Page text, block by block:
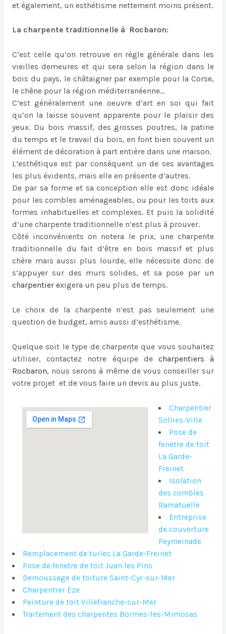
et également, un esthétisme nettement moins présent.
La charpente traditionnelle à Rocbaron:
C’est celle qu’on retrouve en règle générale dans les
vieilles demeures et qui sera selon la région dans le
bois du pays, le châtaigner par exemple pour la Corse,
le chêne pour la région méditerranéenne…
C’est généralement une oeuvre d’art en soi qui fait
qu’on la laisse souvent apparente pour le plaisir des
yeux. Du bois massif, des grosses poutres, la patine
du temps et le travail du bois, en font bien souvent un
élément de décoration à part entière dans une maison.
L’esthétique est par conséquent un de ses avantages
les plus évidents, mais elle en présente d’autres.
De par sa forme et sa conception elle est donc idéale
pour les combles aménageables, ou pour les toits aux
formes inhabituelles et complexes. Et puis la solidité
d’une charpente traditionnelle n’est plus à prouver.
Côté inconvénients on notera le prix, une charpente
traditionnelle du fait d’être en bois massif et plus
chère mais aussi plus lourde, elle nécessite donc de
s’appuyer sur des murs solides, et sa pose par un
charpentier exigera un peu plus de temps.
Le choix de la charpente n’est pas seulement une
question de budget, amis aussi d’esthétisme.
Quelque soit le type de charpente que vous souhaitez
utiliser, contactez notre équipe de charpentiers à
Rocbaron, nous serons à même de vous conseiller sur
votre projet et de vous faire un devis au plus juste.
Charpentier
Sollies-Ville
Pose de
fenetre de toit
La Garde-
Freinet
Isolation
des combles
Ramatuelle
Entreprise
de couverture
Peymeinade
Remplacement de tuiles La Garde-Freinet
Pose de fenetre de toit Juan les Pins
Demoussage de toiture Saint-Cyr-sur-Mer
Charpentier Eze
Peinture de toit Villefranche-sur-Mer
Traitement des charpentes Bormes-les-Mimosas